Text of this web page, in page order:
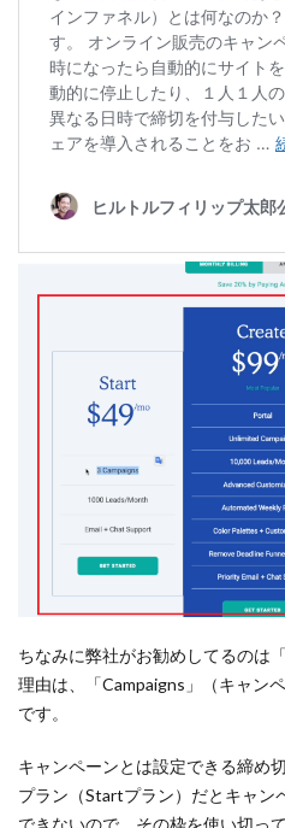
ちなみに弊社がお勧めしてるのは
理由は、「Campaigns」（キャン
です。
キャンペーンとは設定できる締め
プラン（Startプラン）だとキャン
できないので、その枠を使い切っ